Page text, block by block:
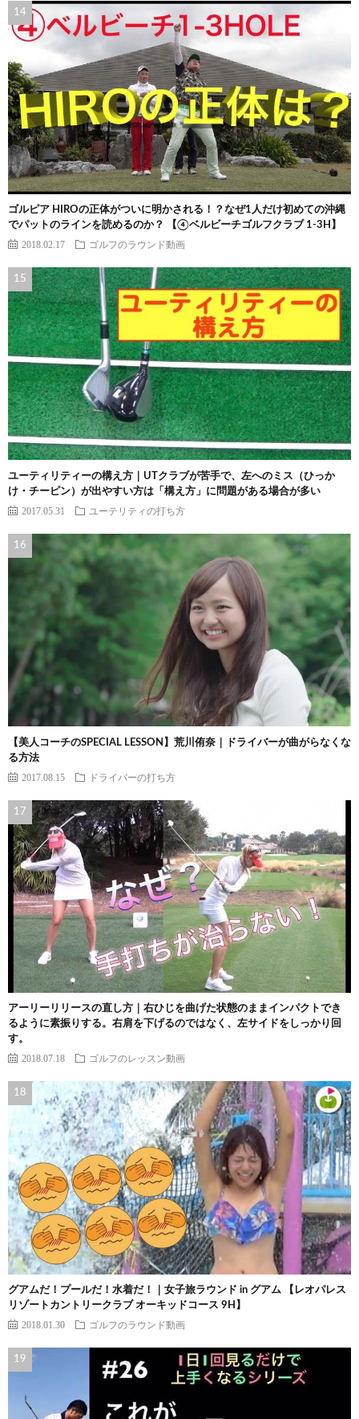
ゴルピア HIROの正体がついに明かされる！？なぜ1人だけ初めての沖縄
でパットのラインを読めるのか？ 【④ベルビーチゴルフクラブ 1-3H】
2018.02.17 ゴルフのラウンド動画
ユーティリティーの構え方｜UTクラブが苦手で、左へのミス（ひっか
け・チーピン）が出やすい方は「構え方」に問題がある場合が多い
2017.05.31 ユーテリティの打ち方
【美人コーチのSPECIAL LESSON】荒川侑奈｜ドライバーが曲がらなくな
る方法
2017.08.15 ドライバーの打ち方
アーリーリリースの直し方｜右ひじを曲げた状態のままインパクトでき
るように素振りする。右肩を下げるのではなく、左サイドをしっかり回
す。
2018.07.18 ゴルフのレッスン動画
グアムだ！プールだ！水着だ！｜女子旅ラウンド in グアム 【レオパレス
リゾートカントリークラブ オーキッドコース 9H】
2018.01.30 ゴルフのラウンド動画